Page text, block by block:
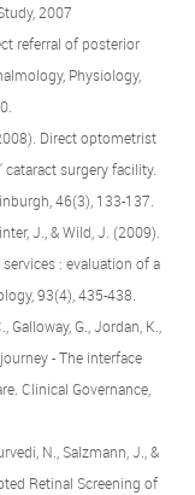
2007
referral of posterior
Physiology,
Direct optometrist
surgery facility.
46(3), 133-137.
J., & Wild, J. (2009).
: evaluation of a
93(4), 435-438.
Galloway, G., Jordan, K.,
- The interface
Clinical Governance,
N., Salzmann, J., &
Retinal Screening of